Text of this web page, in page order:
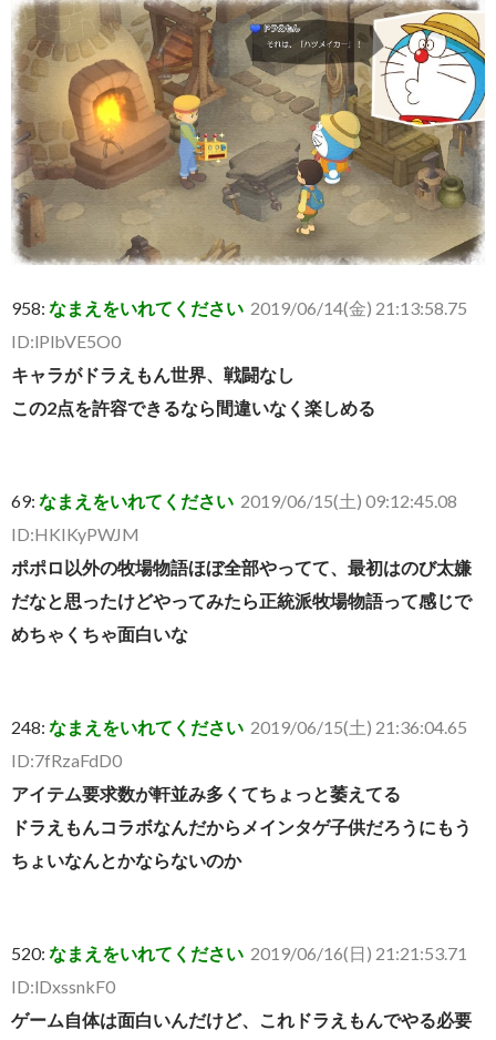
958: なまえをいれてください 2019/06/14(金) 21:13:58.75
ID:lPlbVE5O0
キャラがドラえもん世界、戦闘なし
この2点を許容できるなら間違いなく楽しめる
69: なまえをいれてください 2019/06/15(土) 09:12:45.08
ID:HKIKyPWJM
ポポロ以外の牧場物語ほぼ全部やってて、最初はのび太嫌
だなと思ったけどやってみたら正統派牧場物語って感じで
めちゃくちゃ面白いな
248: なまえをいれてください 2019/06/15(土) 21:36:04.65
ID:7fRzaFdD0
アイテム要求数が軒並み多くてちょっと萎えてる
ドラえもんコラボなんだからメインタゲ子供だろうにもう
ちょいなんとかならないのか
520: なまえをいれてください 2019/06/16(日) 21:21:53.71
ID:lDxssnkF0
ゲーム自体は面白いんだけど、これドラえもんでやる必要